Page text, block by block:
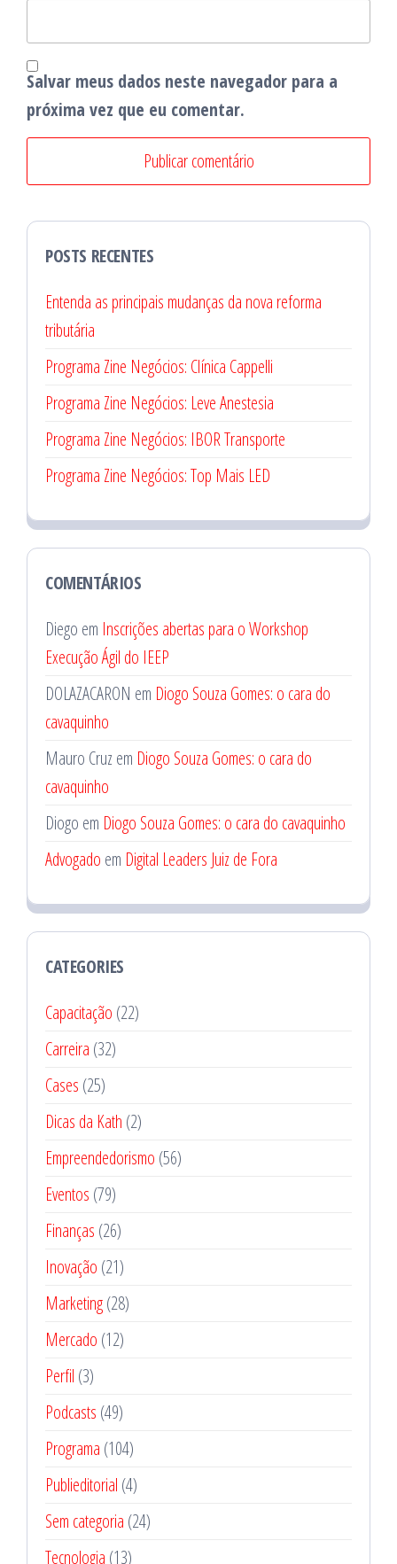
Salvar meus dados neste navegador para a
próxima vez que eu comentar.
POSTS RECENTES
Entenda as principais mudanças da nova reforma
tributária
Programa Zine Negócios: Clínica Cappelli
Programa Zine Negócios: Leve Anestesia
Programa Zine Negócios: IBOR Transporte
Programa Zine Negócios: Top Mais LED
COMENTÁRIOS
Diego em Inscrições abertas para o Workshop
Execução Ágil do IEEP
DOLAZACARON em Diogo Souza Gomes: o cara do
cavaquinho
Mauro Cruz em Diogo Souza Gomes: o cara do
cavaquinho
Diogo em Diogo Souza Gomes: o cara do cavaquinho
Advogado em Digital Leaders Juiz de Fora
CATEGORIES
Capacitação (22)
Carreira (32)
Cases (25)
Dicas da Kath (2)
Empreendedorismo (56)
Eventos (79)
Finanças (26)
Inovação (21)
Marketing(28)
Mercado (12)
Perfil (3)
Podcasts (49)
Programa (104)
Publieditorial (4)
Sem categoria (24)
Tecnologia (13)